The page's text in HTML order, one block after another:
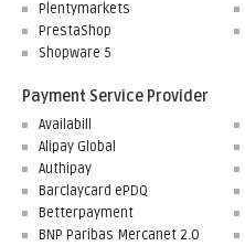
Plentymarkets
PrestaShop
Shopware 5
Payment Service Provider
Availabill
Alipay Global
Authipay
Barclaycard ePDQ
Betterpayment
BNP Paribas Mercanet 2.0